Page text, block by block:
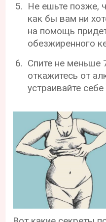
Не ешьте позже,
как бы вам ни
на помощь
обезжиренного
Спите не меньше
откажитесь от
устраивайте себе